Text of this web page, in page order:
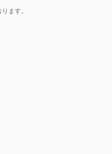
ます。